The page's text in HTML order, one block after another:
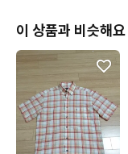
이 상품과 비슷해요